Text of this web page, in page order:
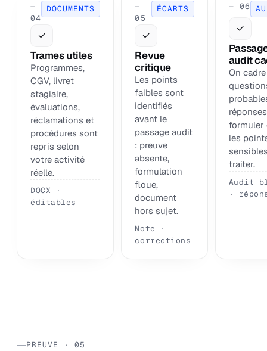
—
04
DOCUMENTS
✓
Trames utiles
Programmes,
CGV, livret
stagiaire,
évaluations,
réclamations et
procédures sont
repris selon
votre activité
réelle.
DOCX ·
éditables
—
05
ÉCARTS
✓
Revue
critique
Les points
faibles sont
identifiés
avant le
passage audit
: preuve
absente,
formulation
floue,
document
hors sujet.
Note ·
corrections
— 06
✓
audit
On
formuler
les
traiter.
Audit
·
PREUVE · 05